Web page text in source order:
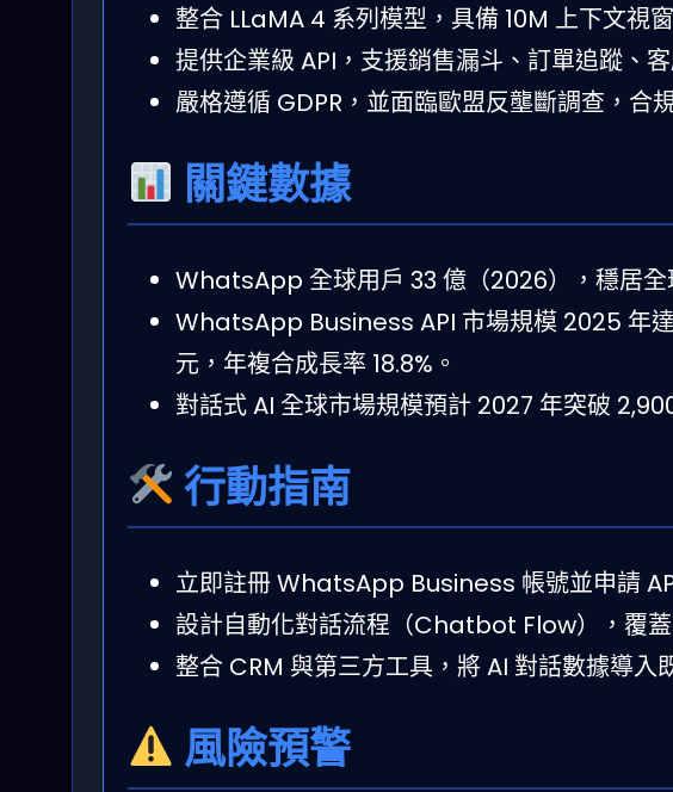
整合 LLaMA 4 系列模型，具備 10M 上下文視
提供企業級 API，支援銷售漏斗、訂單追蹤、
嚴格遵循 GDPR，並面臨歐盟反壟斷調查，合
關鍵數據
WhatsApp 全球用戶 33 億（2026），穩居全
WhatsApp Business API 市場規模 2025 年
元，年複合成長率 18.8%。
對話式 AI 全球市場規模預計 2027 年突破
行動指南
立即註冊 WhatsApp Business 帳號並申請
設計自動化對話流程（Chatbot Flow），覆蓋
整合 CRM 與第三方工具，將 AI 對話數據導入
風險預警